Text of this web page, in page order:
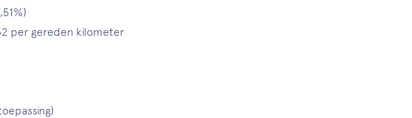
per gereden kilometer